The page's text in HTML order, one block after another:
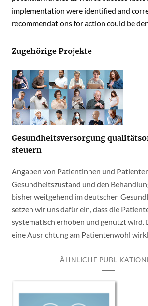
implementation were identified and
recommendations for action could be
Zugehörige Projekte
Gesundheitsversorgung
steuern
Angaben von Patientinnen und
Gesundheitszustand und den
bisher weitgehend im deutschen
setzen wir uns dafür ein, dass die
systematisch erhoben und genutzt wird.
eine Ausrichtung am Patientenwohl
ÄHNLICHE